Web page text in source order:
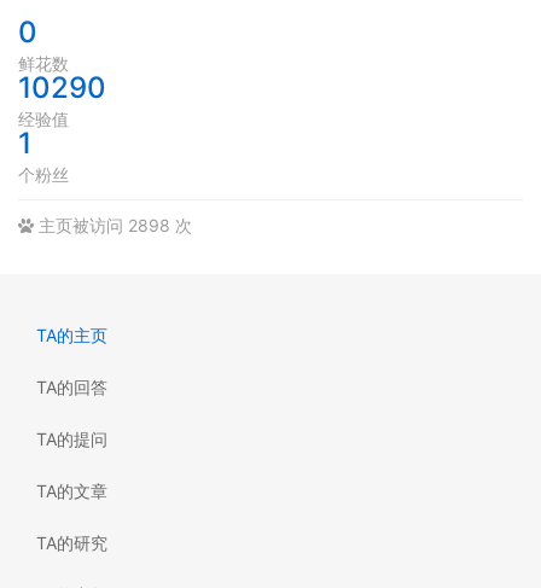
0
鲜花数
10290
经验值
1
个粉丝
主页被访问 2898 次
TA的主页
TA的回答
TA的提问
TA的文章
TA的研究